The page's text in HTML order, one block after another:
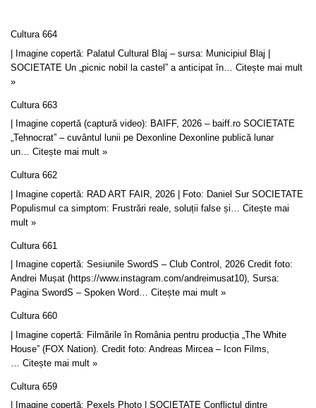
Cultura 664
| Imagine copertă: Palatul Cultural Blaj – sursa: Municipiul Blaj |
SOCIETATE Un „picnic nobil la castel” a anticipat în… Citește mai mult
»
Cultura 663
| Imagine copertă (captură video): BAIFF, 2026 – baiff.ro SOCIETATE
„Tehnocrat” – cuvântul lunii pe Dexonline Dexonline publică lunar
un… Citește mai mult »
Cultura 662
| Imagine copertă: RAD ART FAIR, 2026 | Foto: Daniel Sur SOCIETATE
Populismul ca simptom: Frustrări reale, soluții false și… Citește mai
mult »
Cultura 661
| Imagine copertă: Sesiunile SwordS – Club Control, 2026 Credit foto:
Andrei Mușat (https://www.instagram.com/andreimusat10), Sursa:
Pagina SwordS – Spoken Word… Citește mai mult »
Cultura 660
| Imagine copertă: Filmările în România pentru producția „The White
House” (FOX Nation). Credit foto: Andreas Mircea – Icon Films,
Citește mai mult »
Cultura 659
| Imagine copertă: Pexels Photo | SOCIETATE Conflictul dintre